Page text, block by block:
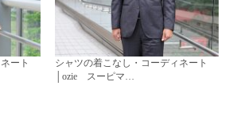
ート
シャツの着こなし・コーディネート
│ozie スーピマ…